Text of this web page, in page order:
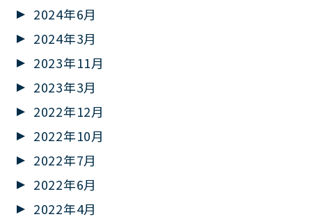
2024年6月
2024年3月
2023年11月
2023年3月
2022年12月
2022年10月
2022年7月
2022年6月
2022年4月